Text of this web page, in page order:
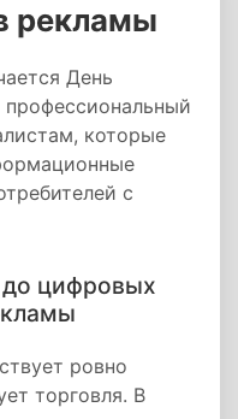
рекламы
День
которые
с
цифровых
ровно
торговля. В